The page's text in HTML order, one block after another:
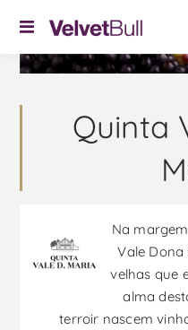
Quinta
Na
Vale
velhas que
alma
terroir nascem